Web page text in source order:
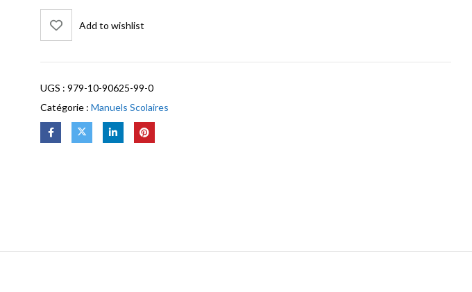
Add to wishlist
UGS : 979-10-90625-99-0
Catégorie : Manuels Scolaires